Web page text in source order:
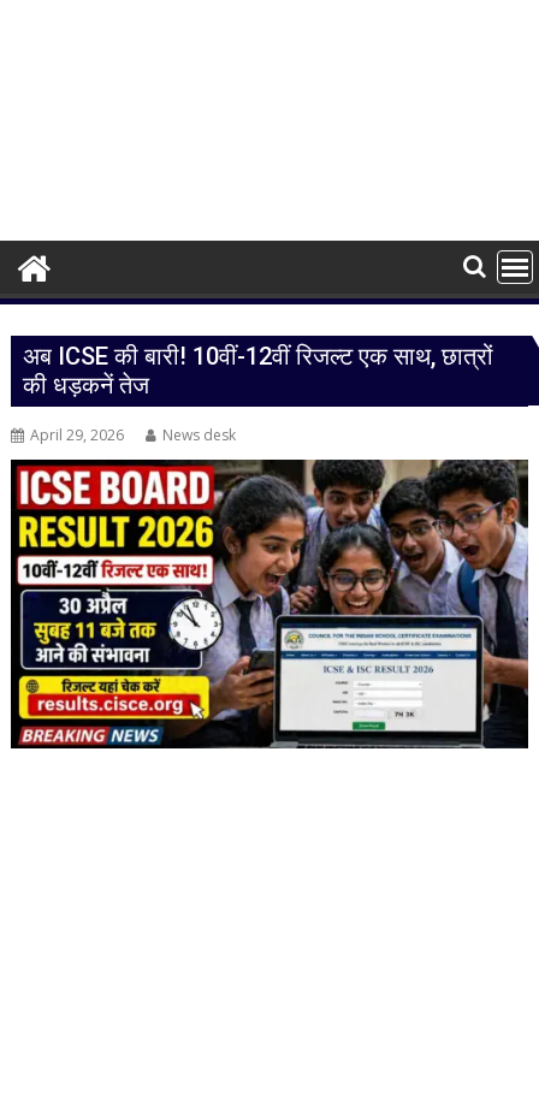
अब ICSE की बारी! 10वीं-12वीं रिजल्ट एक साथ, छात्रों
की धड़कनें तेज
April 29, 2026 News desk